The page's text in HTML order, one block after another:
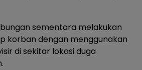
sementara melakukan
korban dengan menggunakan
di sekitar lokasi duga